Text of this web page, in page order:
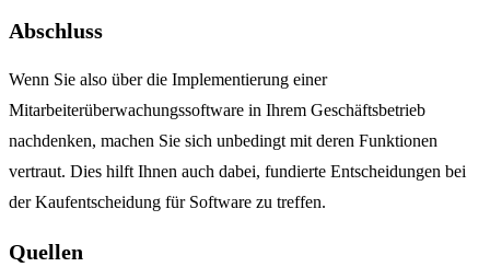
Abschluss
Wenn Sie also über die Implementierung einer
Mitarbeiterüberwachungssoftware in Ihrem Geschäftsbetrieb
nachdenken, machen Sie sich unbedingt mit deren Funktionen
vertraut. Dies hilft Ihnen auch dabei, fundierte Entscheidungen bei
der Kaufentscheidung für Software zu treffen.
Quellen